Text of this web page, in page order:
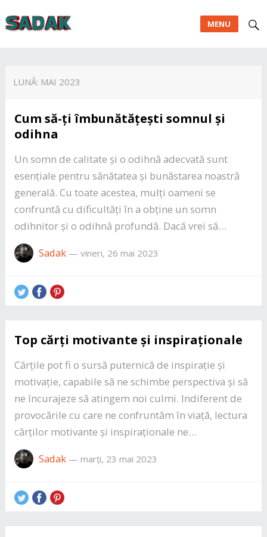
MENU
LUNĂ: MAI 2023
Cum să-ți îmbunătățești somnul și
odihna
Un somn de calitate și o odihnă adecvată sunt
esențiale pentru sănătatea și bunăstarea noastră
generală. Cu toate acestea, mulți oameni se
confruntă cu dificultăți în a obține un somn
odihnitor și o odihnă profundă. Dacă vrei să…
Sadak— vineri, 26 mai 2023
Top cărți motivante și inspiraționale
Cărțile pot fi o sursă puternică de inspirație și
motivație, capabile să ne schimbe perspectiva și să
ne încurajeze să atingem noi culmi. Indiferent de
provocările cu care ne confruntăm în viață, lectura
cărților motivante și inspiraționale ne…
Sadak— marți, 23 mai 2023